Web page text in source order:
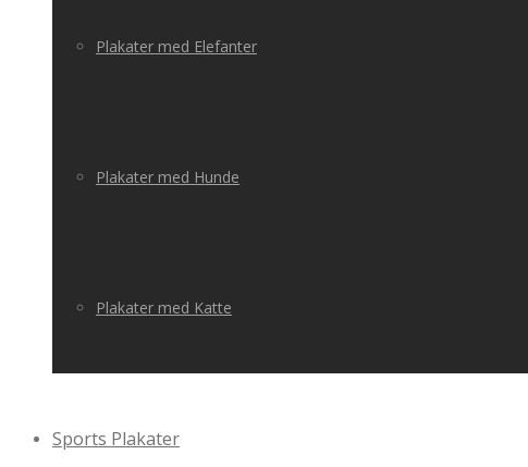
Plakater med Elefanter
Plakater med Hunde
Plakater med Katte
Sports Plakater